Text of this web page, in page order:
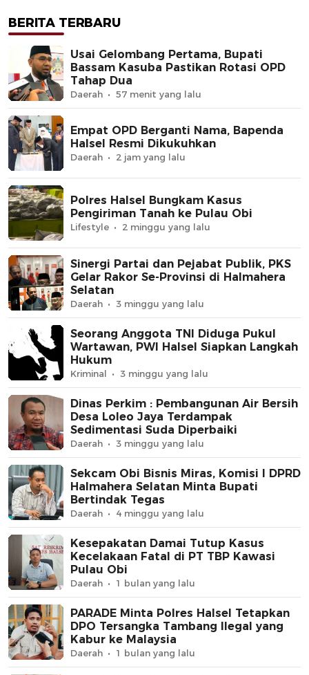
BERITA TERBARU
Usai Gelombang Pertama, Bupati
Bassam Kasuba Pastikan Rotasi OPD
Tahap Dua
Daerah 57 menit yang lalu
Empat OPD Berganti Nama, Bapenda
Halsel Resmi Dikukuhkan
Daerah 2 jam yang lalu
Polres Halsel Bungkam Kasus
Pengiriman Tanah ke Pulau Obi
Lifestyle 2 minggu yang lalu
Sinergi Partai dan Pejabat Publik, PKS
Gelar Rakor Se-Provinsi di Halmahera
Selatan
Daerah 3 minggu yang lalu
Seorang Anggota TNI Diduga Pukul
Wartawan, PWI Halsel Siapkan Langkah
Hukum
Kriminal 3 minggu yang lalu
Dinas Perkim : Pembangunan Air Bersih
Desa Loleo Jaya Terdampak
Sedimentasi Suda Diperbaiki
Daerah 3 minggu yang lalu
Sekcam Obi Bisnis Miras, Komisi I DPRD
Halmahera Selatan Minta Bupati
Bertindak Tegas
Daerah 4 minggu yang lalu
Kesepakatan Damai Tutup Kasus
Kecelakaan Fatal di PT TBP Kawasi
Pulau Obi
Daerah 1 bulan yang lalu
PARADE Minta Polres Halsel Tetapkan
DPO Tersangka Tambang Ilegal yang
Kabur ke Malaysia
Daerah 1 bulan yang lalu